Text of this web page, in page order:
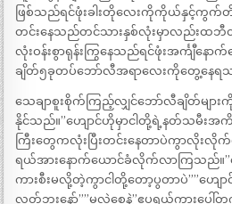
ဖြစ်သည်ရင်ဖုံးခါးတိုလေးကိုကိုယ်နှင့်ကွက်
တင်းနေသည်တင်သားနှစ်လုံးမှာလည်းထဘီ
လုံးဝန်းစွာရုန်းကြွနေသည်ရင်ဖုံးအင်္ကျီနော
ချိတ်၅ခုတပ်ဘော်လီအရာလေးကိုတွေ့နေရ
သေချာစူးစိုက်ကြည့်လျှင်ဘော်လီချိတ်များကို
နိုင်သည်။”ဟျောင်ဟိုမှာငါတို့ရဲ့နတ်သမီးအ
ကြီးတွေကလုံးပြီးတင်းနေတာပဲကွာလိုး
ရယ်အားနောက်ယောင်ခံလိုက်လာကြသည်။”
ကားစီးမလို့တဲ့ကွာငါတို့တော့ပွတာပဲ””ဟျ
လွတ်ဘူးနော်””မလွဲစေနဲ့”ဧပရယ်ကားပ